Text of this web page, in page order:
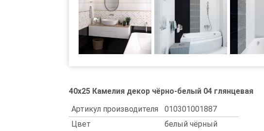
40x25 Камелия декор чёрно-белый 04 глянцевая
Артикул производителя
010301001887
Цвет
белый чёрный